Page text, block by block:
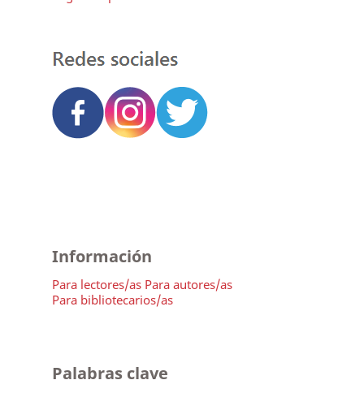
Información
Para lectores/as Para autores/as
Para bibliotecarios/as
Palabras clave